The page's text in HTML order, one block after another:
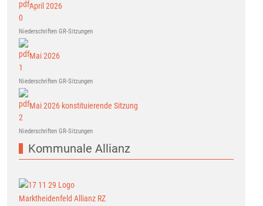
April 2026
Niederschriften GR-Sitzungen
Mai 2026
Niederschriften GR-Sitzungen
Mai 2026 konstituierende Sitzung
Niederschriften GR-Sitzungen
Kommunale Allianz